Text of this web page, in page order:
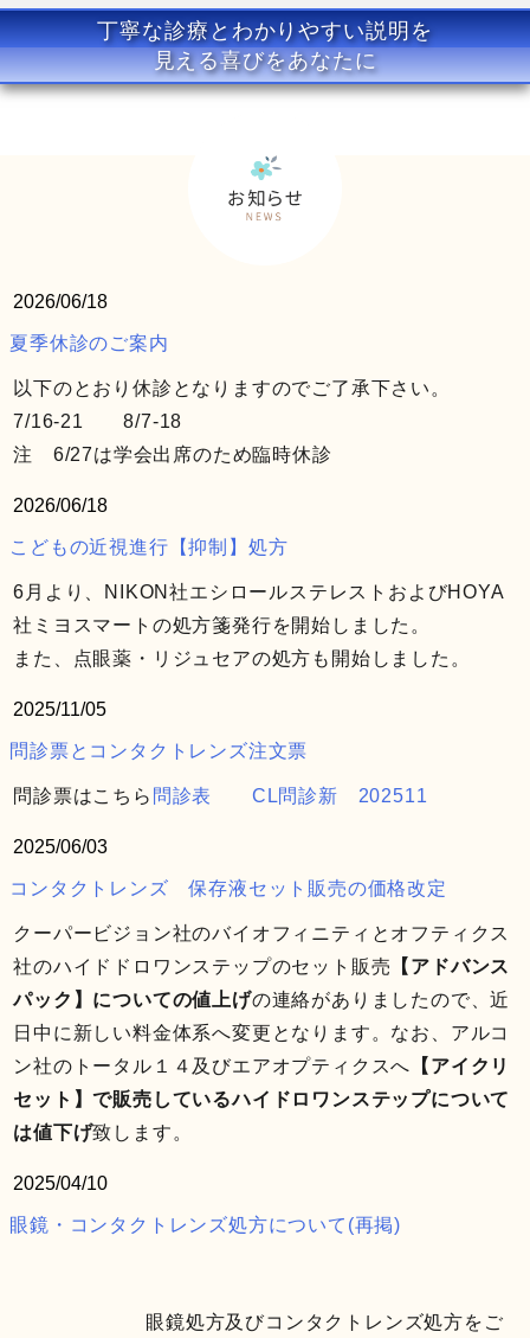
丁寧な診療とわかりやすい説明を
見える喜びをあなたに
2026/06/18
夏季休診のご案内
以下のとおり休診となりますのでご了承下さい。
7/16-21 8/7-18
注 6/27は学会出席のため臨時休診
2026/06/18
こどもの近視進行【抑制】処方
6月より、NIKON社エシロールステレストおよびHOYA
社ミヨスマートの処方箋発行を開始しました。
また、点眼薬・リジュセアの処方も開始しました。
2025/11/05
問診票とコンタクトレンズ注文票
問診票はこちら 問診表 CL問診新 202511
2025/06/03
コンタクトレンズ 保存液セット販売の価格改定
クーパービジョン社のバイオフィニティとオフティクス
社のハイドドロワンステップのセット販売 【アドバンス
パック】についての値上げの連絡がありましたので、近
日中に新しい料金体系へ変更となります。なお、アルコ
ン社のトータル１４及びエアオプティクスへ 【アイクリ
セット】で販売しているハイドロワンステップについて
は値下げ致します。
2025/04/10
眼鏡・コンタクトレンズ処方について(再掲)
眼鏡処方及びコンタクトレンズ処方をご